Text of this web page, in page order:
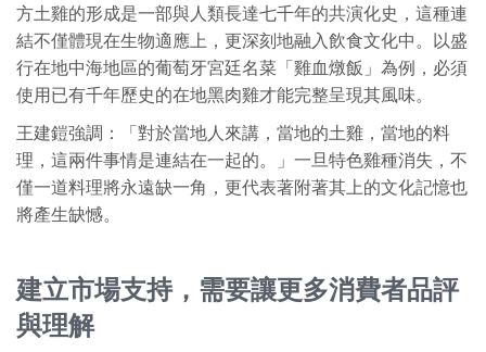
方土雞的形成是一部與人類長達七千年的共演化史，這種連
結不僅體現在生物適應上，更深刻地融入飲食文化中。以盛
行在地中海地區的葡萄牙宮廷名菜「雞血燉飯」為例，必須
使用已有千年歷史的在地黑肉雞才能完整呈現其風味。
王建鎧強調：「對於當地人來講，當地的土雞，當地的料
理，這兩件事情是連結在一起的。」一旦特色雞種消失，不
僅一道料理將永遠缺一角，更代表著附著其上的文化記憶也
將產生缺憾。
建立市場支持，需要讓更多消費者品評
與理解